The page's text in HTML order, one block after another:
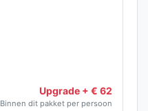
Upgrade + € 62
Binnen dit pakket per persoon